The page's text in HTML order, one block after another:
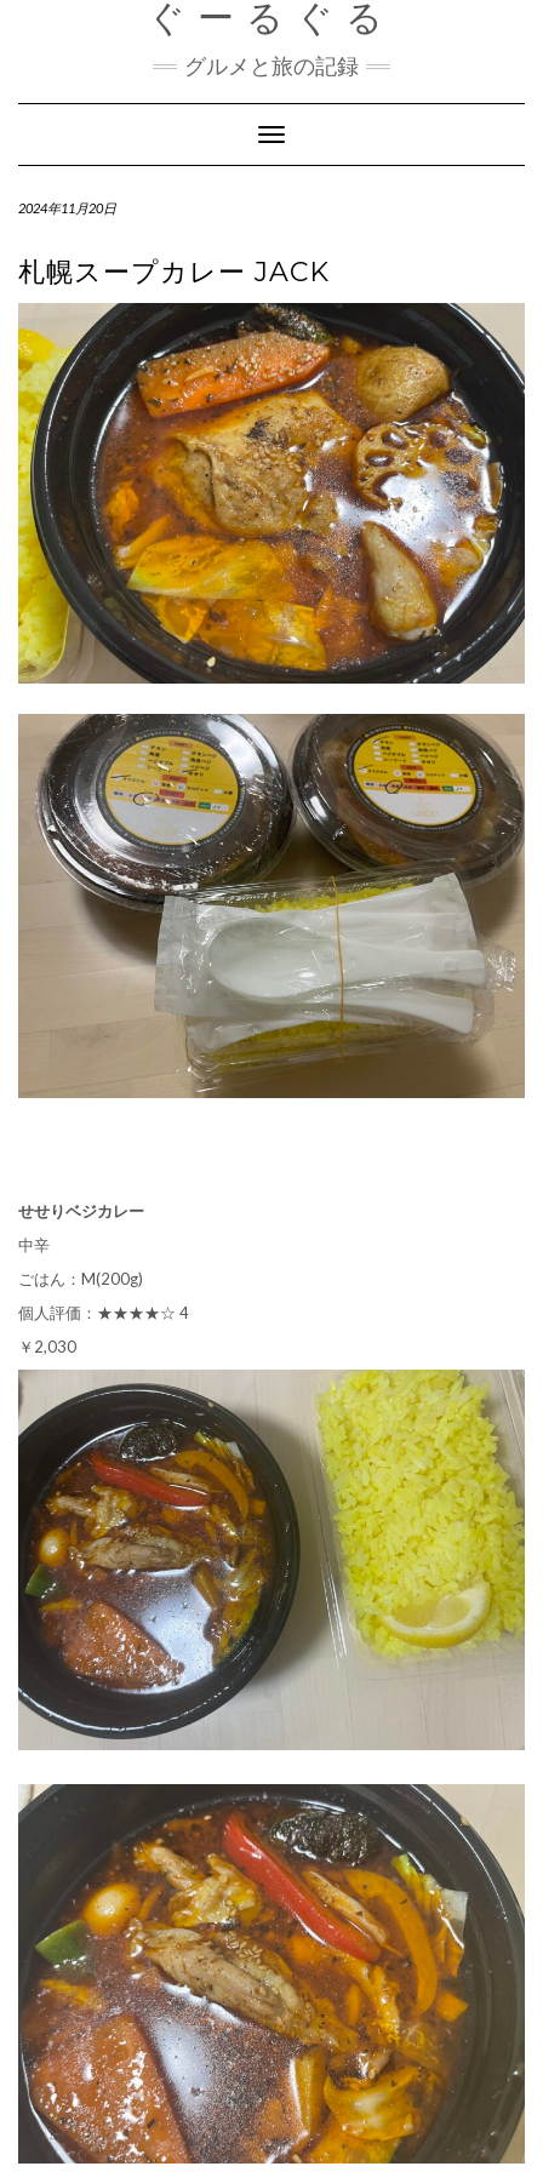
ぐーるぐる
グルメと旅の記録
Toggle
Navigation
2024年11月20日
札幌スープカレー JACK
せせりベジカレー
中辛
ごはん：M(200g)
個人評価：★★★★☆ 4
￥2,030